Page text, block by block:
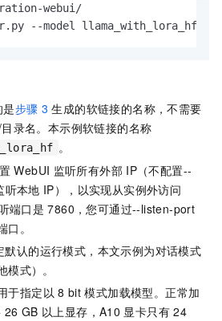
webui/
--model
步骤 3 生成的软链接的名称，不需要
录名。本示例软链接的名称
。
WebUI 监听所有外部 IP（不配置--
听本地 IP），以实现从实例外访问
端口是 7860，您可通过--listen-port
。
认的运行模式，本文示例为对话模式
模式）。
于指定以 8 bit 模式加载模型。正常加
26 GB 以上显存，A10 显卡只有 24